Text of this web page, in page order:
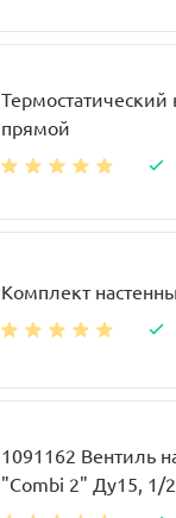
Термостатический
прямой
Комплект
1091162 Вентиль
"Combi 2" Ду15, 1/